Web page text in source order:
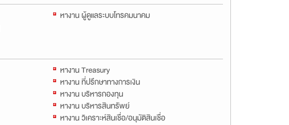
หางาน ผู้ดูแลระบบโทรคมนาคม
หางาน Treasury
หางาน ที่ปรึกษาทางการเงิน
หางาน บริหารกองทุน
หางาน บริหารสินทรัพย์
หางาน วิเคราะห์สินเชื่อ/อนุมัติสินเชื่อ